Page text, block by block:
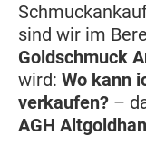
sind wir im
Goldschmuck
wird: Wo kann
verkaufen? –
AGH